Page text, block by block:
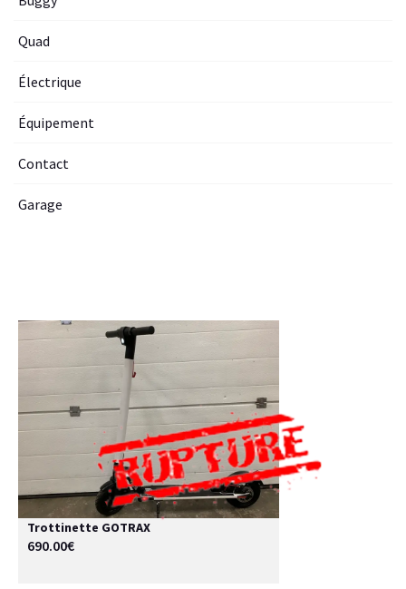
Quad
Électrique
Équipement
Contact
Garage
Trottinette GOTRAX
690.00€